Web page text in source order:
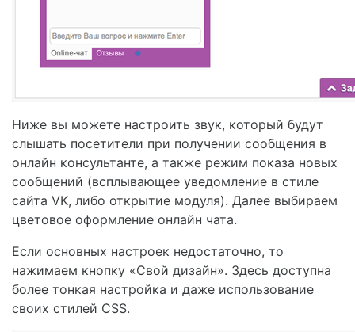
Ниже вы можете настроить звук, который будут
слышать посетители при получении сообщения в
онлайн консультанте, а также режим показа новых
сообщений (всплывающее уведомление в стиле
сайта VK, либо открытие модуля). Далее выбираем
цветовое оформление онлайн чата.
Если основных настроек недостаточно, то
нажимаем кнопку «Свой дизайн». Здесь доступна
более тонкая настройка и даже использование
своих стилей CSS.